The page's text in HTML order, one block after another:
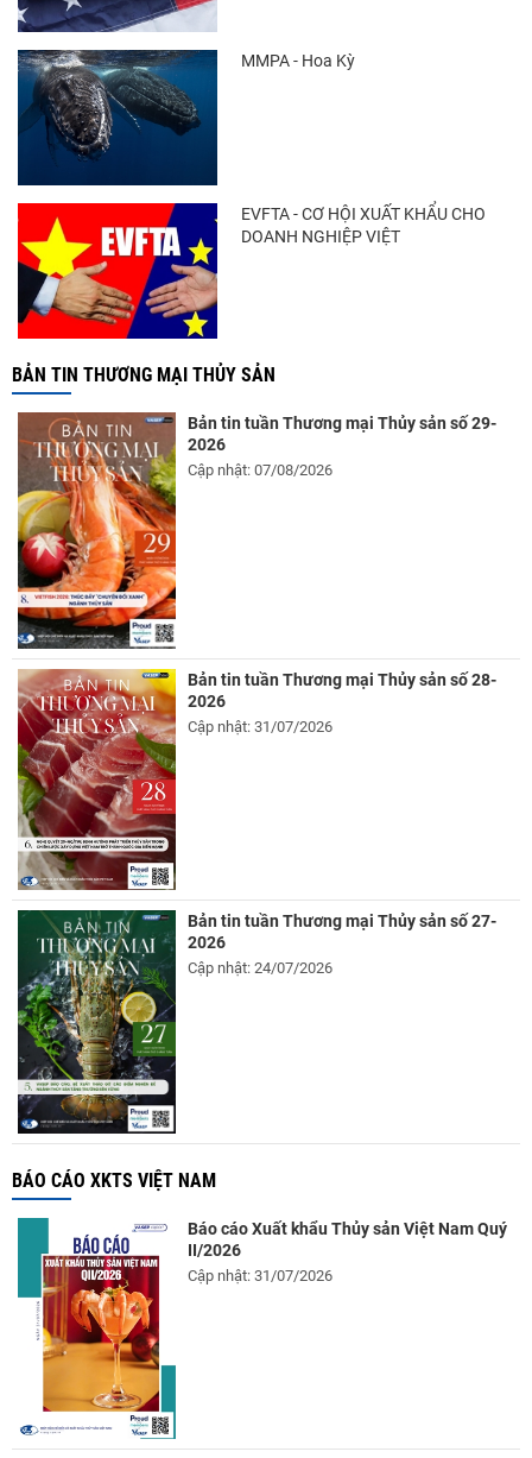
Còn chưa đầy 3 tuần đến Vietfish 2026: Sẵn
MMPA - Hoa Kỳ
EVFTA - CƠ HỘI XUẤT KHẨU CHO
DOANH NGHIỆP VIỆT
BẢN TIN THƯƠNG MẠI THỦY SẢN
Bản tin tuần Thương mại Thủy sản số 29-
2026
Cập nhật: 07/08/2026
Bản tin tuần Thương mại Thủy sản số 28-
2026
Cập nhật: 31/07/2026
Bản tin tuần Thương mại Thủy sản số 27-
2026
Cập nhật: 24/07/2026
BÁO CÁO XKTS VIỆT NAM
Báo cáo Xuất khẩu Thủy sản Việt Nam Quý
II/2026
Cập nhật: 31/07/2026